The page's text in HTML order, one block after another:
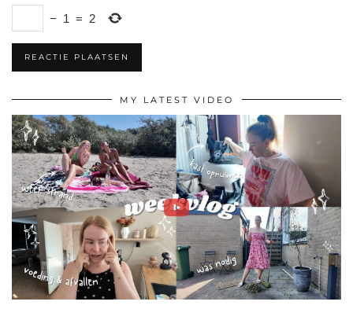
− 1 = 2
MY LATEST VIDEO